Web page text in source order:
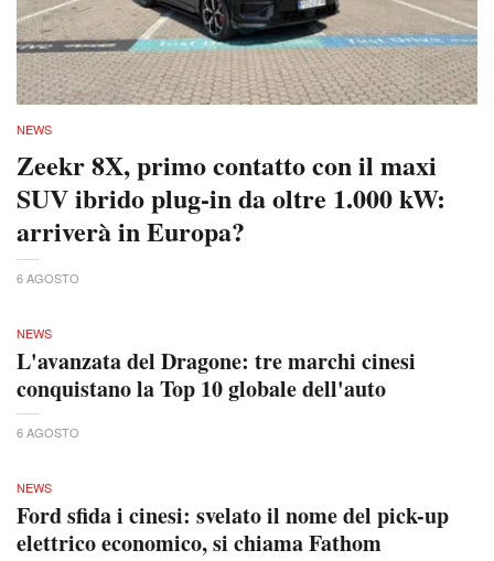
NEWS
Zeekr 8X, primo contatto con il maxi
SUV ibrido plug-in da oltre 1.000 kW:
arriverà in Europa?
6 AGOSTO
NEWS
L'avanzata del Dragone: tre marchi cinesi
conquistano la Top 10 globale dell'auto
6 AGOSTO
NEWS
Ford sfida i cinesi: svelato il nome del pick-up
elettrico economico, si chiama Fathom